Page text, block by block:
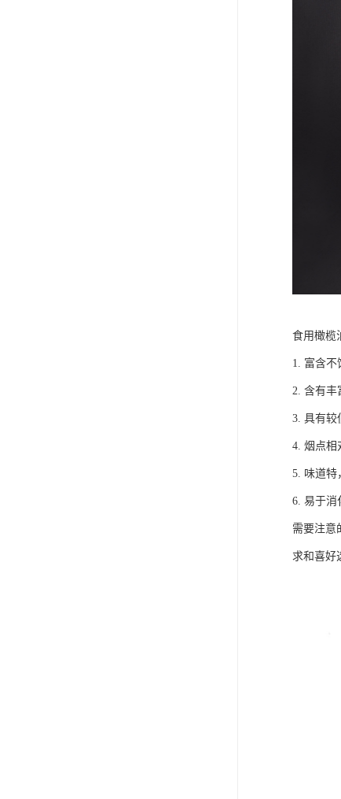
食用橄榄
1. 富含不
2. 含有丰
3. 具有较
4. 烟点相
5. 味道特
6. 易于消
需要注意
求和喜好